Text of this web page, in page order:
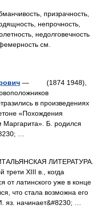
призрачность,
непрочность,
недолговечность
см.
— (1874 1948),
в произведениях
«Похождения
Маргарита». Б. родился
…
ЛИТЕРАТУРА.
трети XIII в., когда
от латинского уже в конце
что стала возможна его
яз. начинает&#8230; …